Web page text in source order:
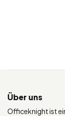
Über uns
Officeknight ist